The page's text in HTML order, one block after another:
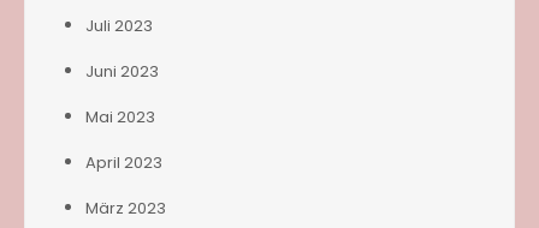
Juli 2023
Juni 2023
Mai 2023
April 2023
März 2023